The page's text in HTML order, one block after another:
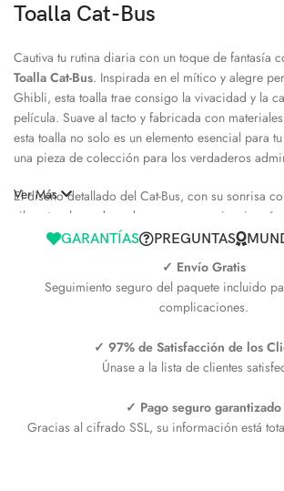
Toalla Cat-Bus
Cautiva tu rutina diaria con un toque de fantasía
Toalla Cat-Bus. Inspirada en el mítico y alegre
Ghibli, esta toalla trae consigo la vivacidad y la
película. Suave al tacto y fabricada con
esta toalla no solo es un elemento esencial para
una pieza de colección para los verdaderos
El diseño detallado del Cat-Bus, con su sonrisa
vibrantes, hace de cada uso una experiencia más
Ideal para los niños o para cualquier entusiasta
simplemente como decoración encantadora en tu
Especificaciones Mágicas
Con un diseño único que captura la esencia del
materiales de microfibra no solo proporcionan
superior, sino que también son increíblemente
garantiza comodidad y cuidado para tu piel. Su
Ver Más
GARANTÍAS PREGUNTAS
✓ Envío Gratis
Seguimiento seguro del paquete incluido
complicaciones.
✓ 97% de Satisfacción de los
Únase a la lista de clientes
✓ Pago seguro garantizado
Gracias al cifrado SSL, su información está